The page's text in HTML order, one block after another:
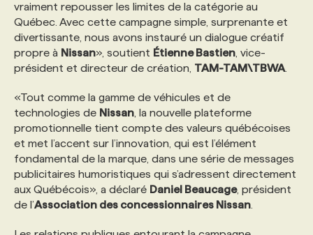
vraiment repousser les limites de la catégorie au
Québec. Avec cette campagne simple, surprenante et
divertissante, nous avons instauré un dialogue créatif
propre à Nissan», soutient Étienne Bastien , vice-
président et directeur de création, TAM-TAM\TBWA
«Tout comme la gamme de véhicules et de
technologies de Nissan , la nouvelle plateforme
promotionnelle tient compte des valeurs québécoises
et met l’accent sur l’innovation, qui est l’élément
fondamental de la marque, dans une série de messages
publicitaires humoristiques qui s’adressent directement
aux Québécois», a déclaré Daniel Beaucage, président
de l’Association des concessionnaires Nissan